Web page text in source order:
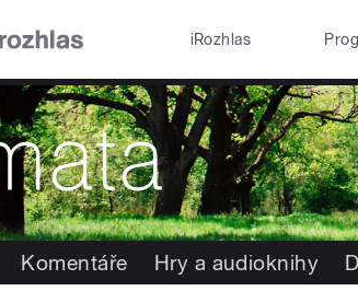
iRozhlas
Komentáře Hry a audioknihy